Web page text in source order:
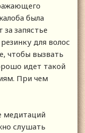
была
запястье
для волос
чтобы вызвать
идет такой
При чем
медитаций
слушать